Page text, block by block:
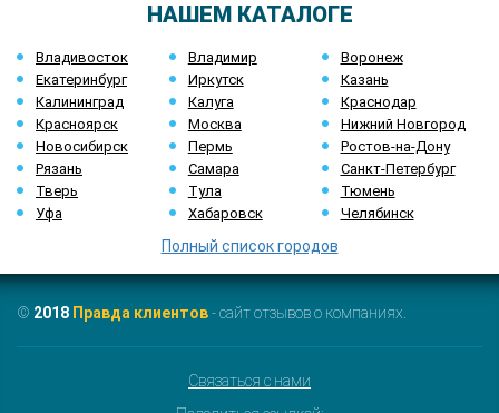
НАШЕМ КАТАЛОГЕ
Владивосток Владимир
Воронеж
Екатеринбург
Иркутск
Казань
Калининград
Калуга
Краснодар
Красноярск
Москва
Нижний Новгород
Новосибирск
Пермь
Ростов-на-Дону
Рязань
Самара
Санкт-Петербург
Тверь
Тула
Тюмень
Уфа
Хабаровск Челябинск
Полный список городов
© 2018 Правда клиентов- сайт отзывов о компаниях.
Связаться с нами